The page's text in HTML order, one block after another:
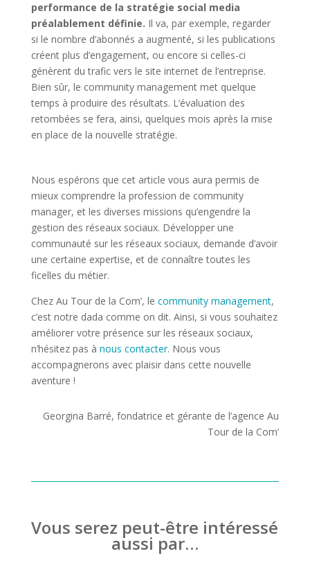
performance de la stratégie social media
préalablement définie. Il va, par exemple, regarder
si le nombre d’abonnés a augmenté, si les publications
créent plus d’engagement, ou encore si celles-ci
génèrent du trafic vers le site internet de l’entreprise.
Bien sûr, le community management met quelque
temps à produire des résultats. L’évaluation des
retombées se fera, ainsi, quelques mois après la mise
en place de la nouvelle stratégie.
Nous espérons que cet article vous aura permis de
mieux comprendre la profession de community
manager, et les diverses missions qu’engendre la
gestion des réseaux sociaux. Développer une
communauté sur les réseaux sociaux, demande d’avoir
une certaine expertise, et de connaître toutes les
ficelles du métier.
Chez Au Tour de la Com’, le community management,
c’est notre dada comme on dit. Ainsi, si vous souhaitez
améliorer votre présence sur les réseaux sociaux,
n’hésitez pas à nous contacter. Nous vous
accompagnerons avec plaisir dans cette nouvelle
aventure !
Georgina Barré, fondatrice et gérante de l’agence Au
Tour de la Com’
Vous serez peut-être intéressé
aussi par…